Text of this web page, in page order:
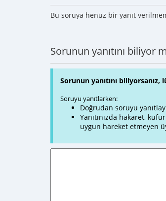
Bu soruya henüz bir yanıt
Sorunun yanıtını biliyor
Sorunun yanıtını biliyorsanız,
Soruyu yanıtlarken:
Doğrudan soruyu
Yanıtınızda hakaret,
uygun hareket etmeyen